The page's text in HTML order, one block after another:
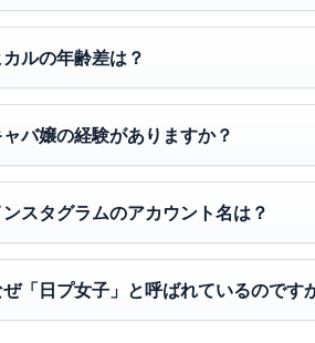
ルの年齢差は？
バ嬢の経験がありますか？
スタグラムのアカウント名は？
「日プ女子」と呼ばれているのです